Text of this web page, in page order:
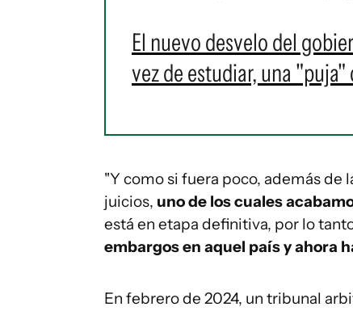
El nuevo desvelo del
vez de estudiar, una "puja"
"Y como si fuera poco, además de
juicios, uno de los cuales
está en etapa definitiva, por lo
embargos en aquel país y ahora
En febrero de 2024, un tribunal